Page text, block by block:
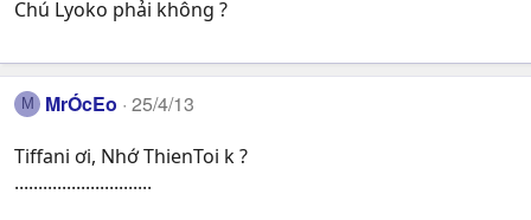
Chú Lyoko phải không ?
M MrÓcEo 25/4/13
Tiffani ơi, Nhớ ThienToi k ?
.............................